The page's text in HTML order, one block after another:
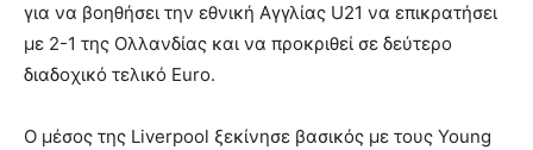
για να βοηθήσει την εθνική Αγγλίας U21 να επικρατήσει
με 2-1 της Ολλανδίας και να προκριθεί σε δεύτερο
διαδοχικό τελικό Euro.
Ο μέσος της Liverpool ξεκίνησε βασικός με τους Young